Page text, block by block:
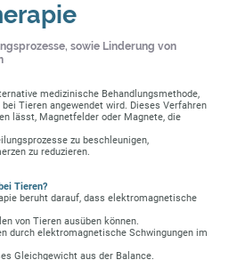
sowie Linderung von
medizinische Behandlungsmethode,
Tieren angewendet wird. Dieses Verfahren
lässt, Magnetfelder oder Magnete, die
zu beschleunigen,
zu reduzieren.
Tieren?
beruht darauf, dass elektromagnetische
von Tieren ausüben können.
durch elektromagnetische Schwingungen im
Gleichgewicht aus der Balance.